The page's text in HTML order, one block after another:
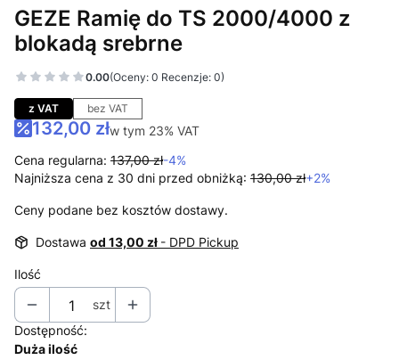
GEZE Ramię do TS 2000/4000 z
blokadą srebrne
0.00(Oceny: 0 Recenzje: 0)
Przejdź do sekcji Opinie
z VAT bez VAT
132,00 złw tym 23% VAT
w tym 23% VAT
Cena regularna: 137,00 zł-4%
Najniższa cena z 30 dni przed obniżką: 130,00 zł+2%
Ceny podane bez kosztów dostawy.
Dostawa od 13,00 zł - DPD Pickup
Ilość
szt
Dostępność:
Duża ilość